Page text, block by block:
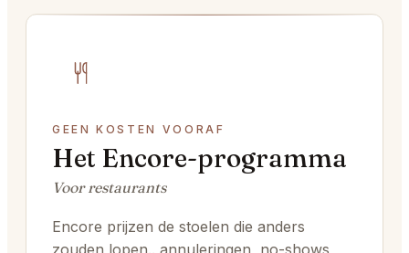
GEEN KOSTEN VOORAF
Het Encore-programma
Voor restaurants
Encore prijzen de stoelen die anders
zouden lopen.. annuleringen, no-shows,